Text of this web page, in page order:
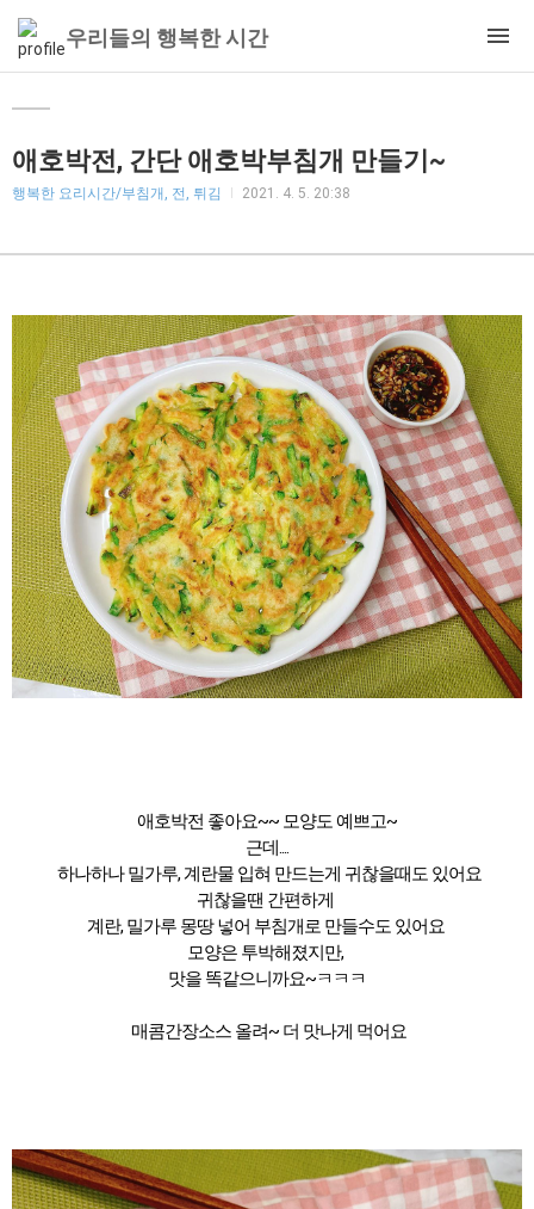
우리들의 행복한 시간
애호박전, 간단 애호박부침개 만들기~
행복한 요리시간/부침개, 전, 튀김 2021. 4. 5. 20:38
애호박전 좋아요~~ 모양도 예쁘고~
근데....
하나하나 밀가루, 계란물 입혀 만드는게 귀찮을때도 있어요
귀찮을땐 간편하게
계란, 밀가루 몽땅 넣어 부침개로 만들수도 있어요
모양은 투박해졌지만,
맛을 똑같으니까요~ㅋㅋㅋ
매콤간장소스 올려~ 더 맛나게 먹어요